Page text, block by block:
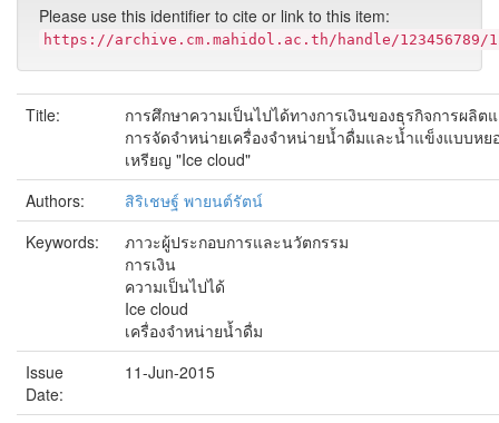
Please use this identifier to cite or link to this item:
https://archive.cm.mahidol.ac.th/handle/123456789/
Title:
การศึกษาความเป็นไปได้ทางการเงินของธุรกิจการผลิต
การจัดจำหน่ายเครื่องจำหน่ายน้ำดื่มและน้ำแข็งแบบหย
เหรียญ "Ice cloud"
Authors:
สิริเชษฐ์ พายนต์รัตน์
Keywords:
ภาวะผู้ประกอบการและนวัตกรรม
การเงิน
ความเป็นไปได้
Ice cloud
เครื่องจำหน่ายน้ำดื่ม
Issue
Date:
11-Jun-2015